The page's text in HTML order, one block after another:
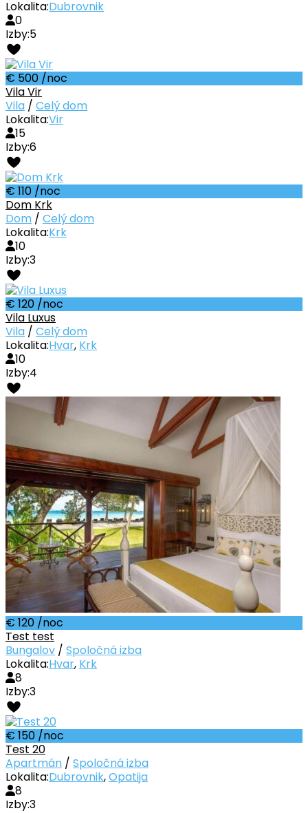
Lokalita:Dubrovnik
0
Izby:5
€ 500 /noc
Vila Vir
Vila / Celý dom
Lokalita:Vir
15
Izby:6
€ 110 /noc
Dom Krk
Dom / Celý dom
Lokalita:Krk
10
Izby:3
€ 120 /noc
Vila Luxus
Vila / Celý dom
Lokalita:Hvar, Krk
10
Izby:4
€ 120 /noc
Test test
Bungalov / Spoločná izba
Lokalita:Hvar, Krk
8
Izby:3
€ 150 /noc
Test 20
Apartmán / Spoločná izba
Lokalita:Dubrovnik,Opatija
8
Izby:3